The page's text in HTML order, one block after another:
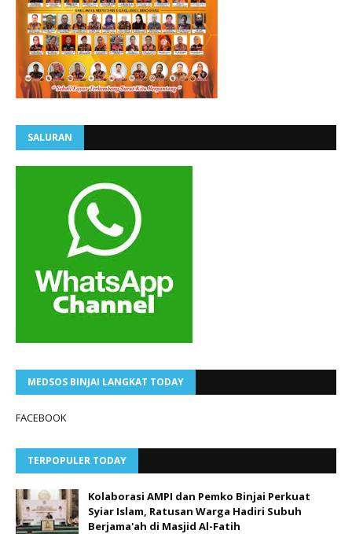
SALURAN
MEDSOS BINJAI LANGKAT TODAY
FACEBOOK
TERPOPULER TODAY
Kolaborasi AMPI dan Pemko Binjai Perkuat
Syiar Islam, Ratusan Warga Hadiri Subuh
Berjama'ah di Masjid Al-Fatih